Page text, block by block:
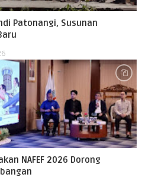
Patonangi, Susunan
NAFEF 2026 Dorong